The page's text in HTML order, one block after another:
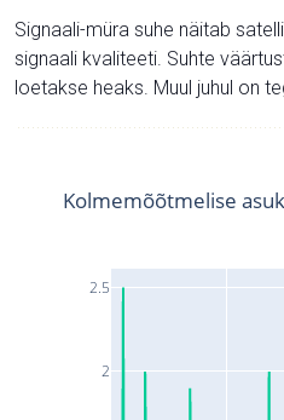
Signaali-müra suhe näitab
signaali kvaliteeti. Suhte
loetakse heaks. Muul juhul on
2
2.5
Kolmemõõtmelise